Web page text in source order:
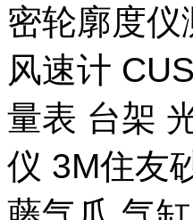
密轮廓度
风速计
量表 台架
仪 3M住友